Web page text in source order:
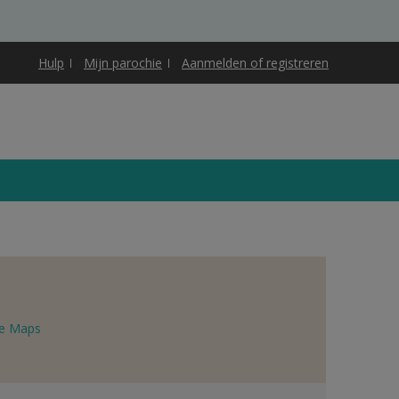
Hulp Mijn parochie Aanmelden of registreren
Maps